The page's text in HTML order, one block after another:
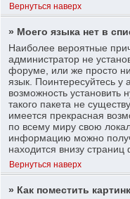
Вернуться наверх
» Моего языка нет в
Наиболее вероятные
администратор не
форуме, или же просто
язык. Поинтересуйтесь у
возможность установить
такого пакета не
имеется прекрасная
по всему миру свою
информацию можно
находится внизу страниц
Вернуться наверх
» Как поместить